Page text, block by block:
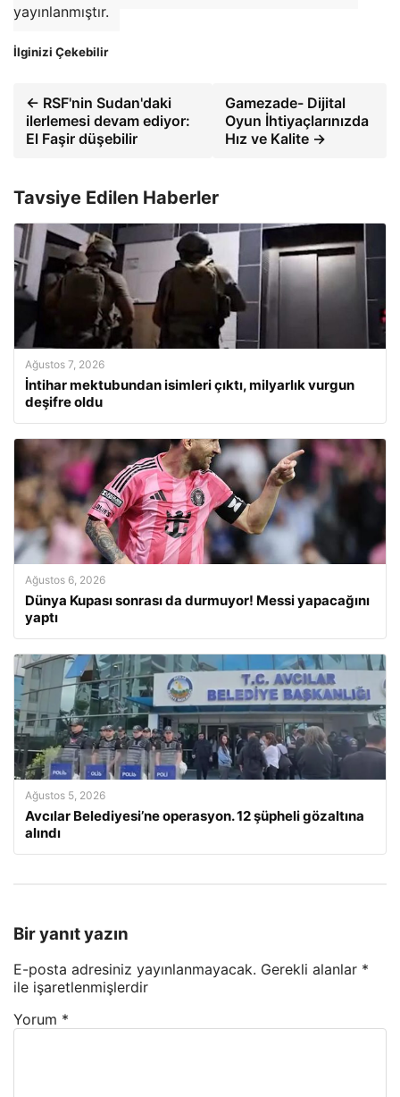
yayınlanmıştır.
İlginizi Çekebilir
← RSF'nin Sudan'daki
ilerlemesi devam ediyor:
El Faşir düşebilir
Gamezade- Dijital
Oyun İhtiyaçlarınızda
Hız ve Kalite →
Tavsiye Edilen Haberler
Ağustos 7, 2026
İntihar mektubundan isimleri çıktı, milyarlık vurgun
deşifre oldu
Ağustos 6, 2026
Dünya Kupası sonrası da durmuyor! Messi yapacağını
yaptı
Ağustos 5, 2026
Avcılar Belediyesi’ne operasyon. 12 şüpheli gözaltına
alındı
Bir yanıt yazın
E-posta adresiniz yayınlanmayacak. Gerekli alanlar *
ile işaretlenmişlerdir
Yorum *